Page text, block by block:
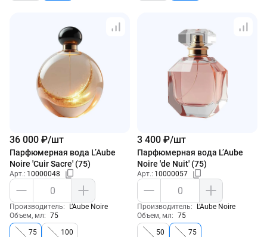
36 000 ₽/шт
Парфюмерная вода L’Aube
Noire 'Cuir Sacre' (75)
Арт.: 10000048
Производитель:
L’Aube Noire
Объем, мл: 75
3 400 ₽/шт
Парфюмерная вода L’Aube
Noire 'de Nuit' (75)
Арт.: 10000057
Производитель:
L’Aube Noire
Объем, мл: 75